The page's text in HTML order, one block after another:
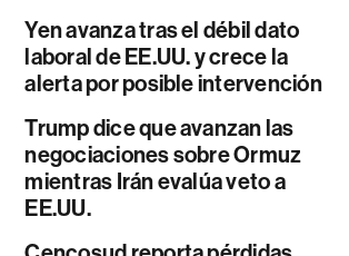
Yen avanza tras el débil dato
laboral de EE.UU. y crece la
alerta por posible intervención
Trump dice que avanzan las
negociaciones sobre Ormuz
mientras Irán evalúa veto a
EE.UU.